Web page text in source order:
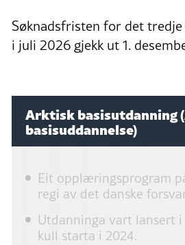
Søknadsfristen for det
i juli 2026 gjekk ut 1.
Arktisk basisutdanning
basisuddannelse)
Eit opplæringsprogram
regi av det danske
Utdanninga vart lansert
kull starta i 2024.